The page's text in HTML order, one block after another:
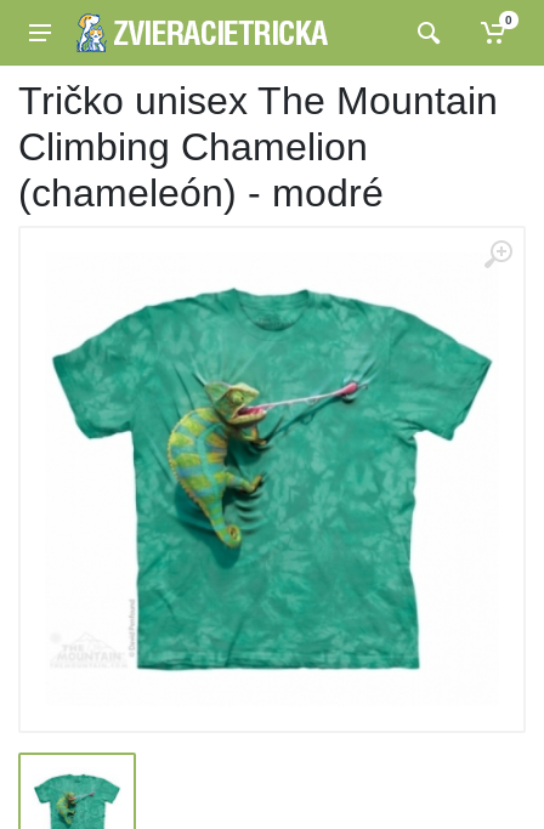
0
Tričko unisex The Mountain
Climbing Chamelion
(chameleón) - modré